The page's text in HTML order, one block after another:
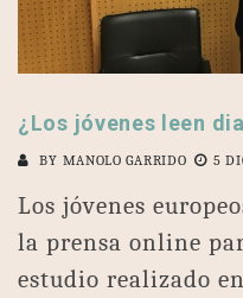
¿Los jóvenes leen
BY MANOLO GARRIDO 5
Los jóvenes
la prensa online
estudio realizado